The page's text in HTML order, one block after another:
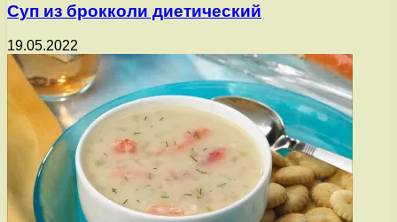
Суп из брокколи диетический
19.05.2022